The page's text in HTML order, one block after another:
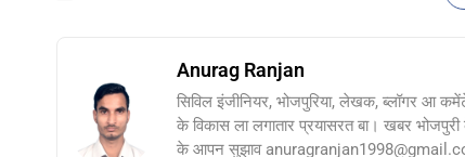
Anurag Ranjan
सिविल इंजीनियर, भोजपुरिया, लेखक, ब्लॉगर आ
के विकास ला लगातार प्रयासरत बा। खबर
के आपन सुझाव